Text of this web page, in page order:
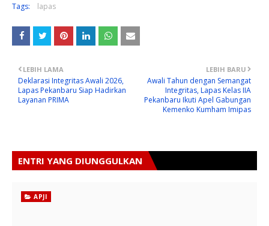
Tags: lapas
LEBIH BARU
Awali Tahun dengan Semangat
Integritas, Lapas Kelas IIA
Pekanbaru Ikuti Apel Gabungan
Kemenko Kumham Imipas
LEBIH LAMA
Deklarasi Integritas Awali 2026,
Lapas Pekanbaru Siap Hadirkan
Layanan PRIMA
ENTRI YANG DIUNGGULKAN
APJI